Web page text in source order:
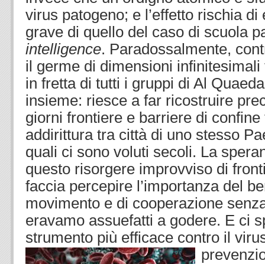
virus patogeno; e l’effetto rischia
grave di quello del caso di scuola
intelligence. Paradossalmente,
il germe di dimensioni
in fretta di tutti i gruppi di Al
insieme: riesce a far ricostruire
giorni frontiere e barriere di
addirittura tra città di uno stesso
quali ci sono voluti secoli. La
questo risorgere improvviso di
faccia percepire l’importanza del
movimento e di cooperazione
eravamo assuefatti a godere. E ci
strumento più efficace contro il